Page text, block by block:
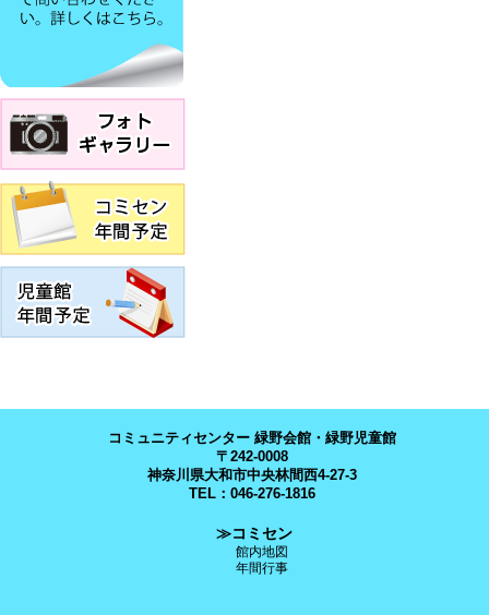
コミュニティセンター 緑野会館・緑野児童館
〒242-0008
神奈川県大和市中央林間西4-27-3
TEL：046-276-1816
≫コミセン
館内地図
年間行事